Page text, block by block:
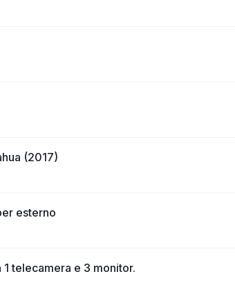
(2017)
esterno
telecamera e 3 monitor.